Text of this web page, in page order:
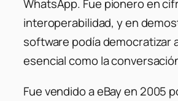
WhatsApp. Fue pionero en
interoperabilidad, y en
software podía democratizar
esencial como la
Fue vendido a eBay en 2005